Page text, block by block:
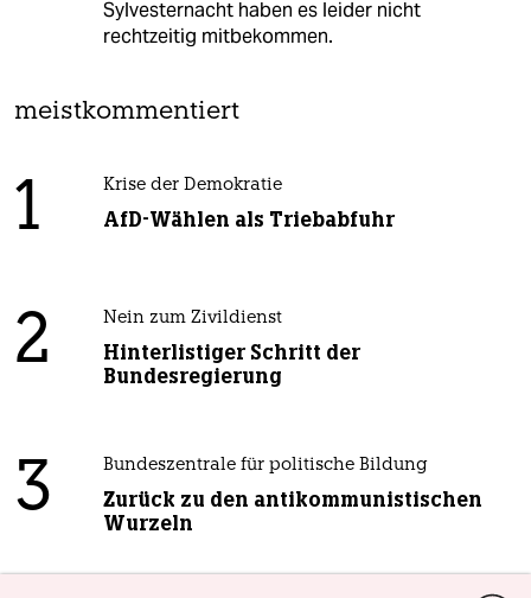
Sylvesternacht haben es leider nicht
rechtzeitig mitbekommen.
meistkommentiert
1 Krise der Demokratie
AfD-Wählen als Triebabfuhr
2 Nein zum Zivildienst
Hinterlistiger Schritt der
Bundesregierung
3 Bundeszentrale für politische Bildung
Zurück zu den antikommunistischen
Wurzeln